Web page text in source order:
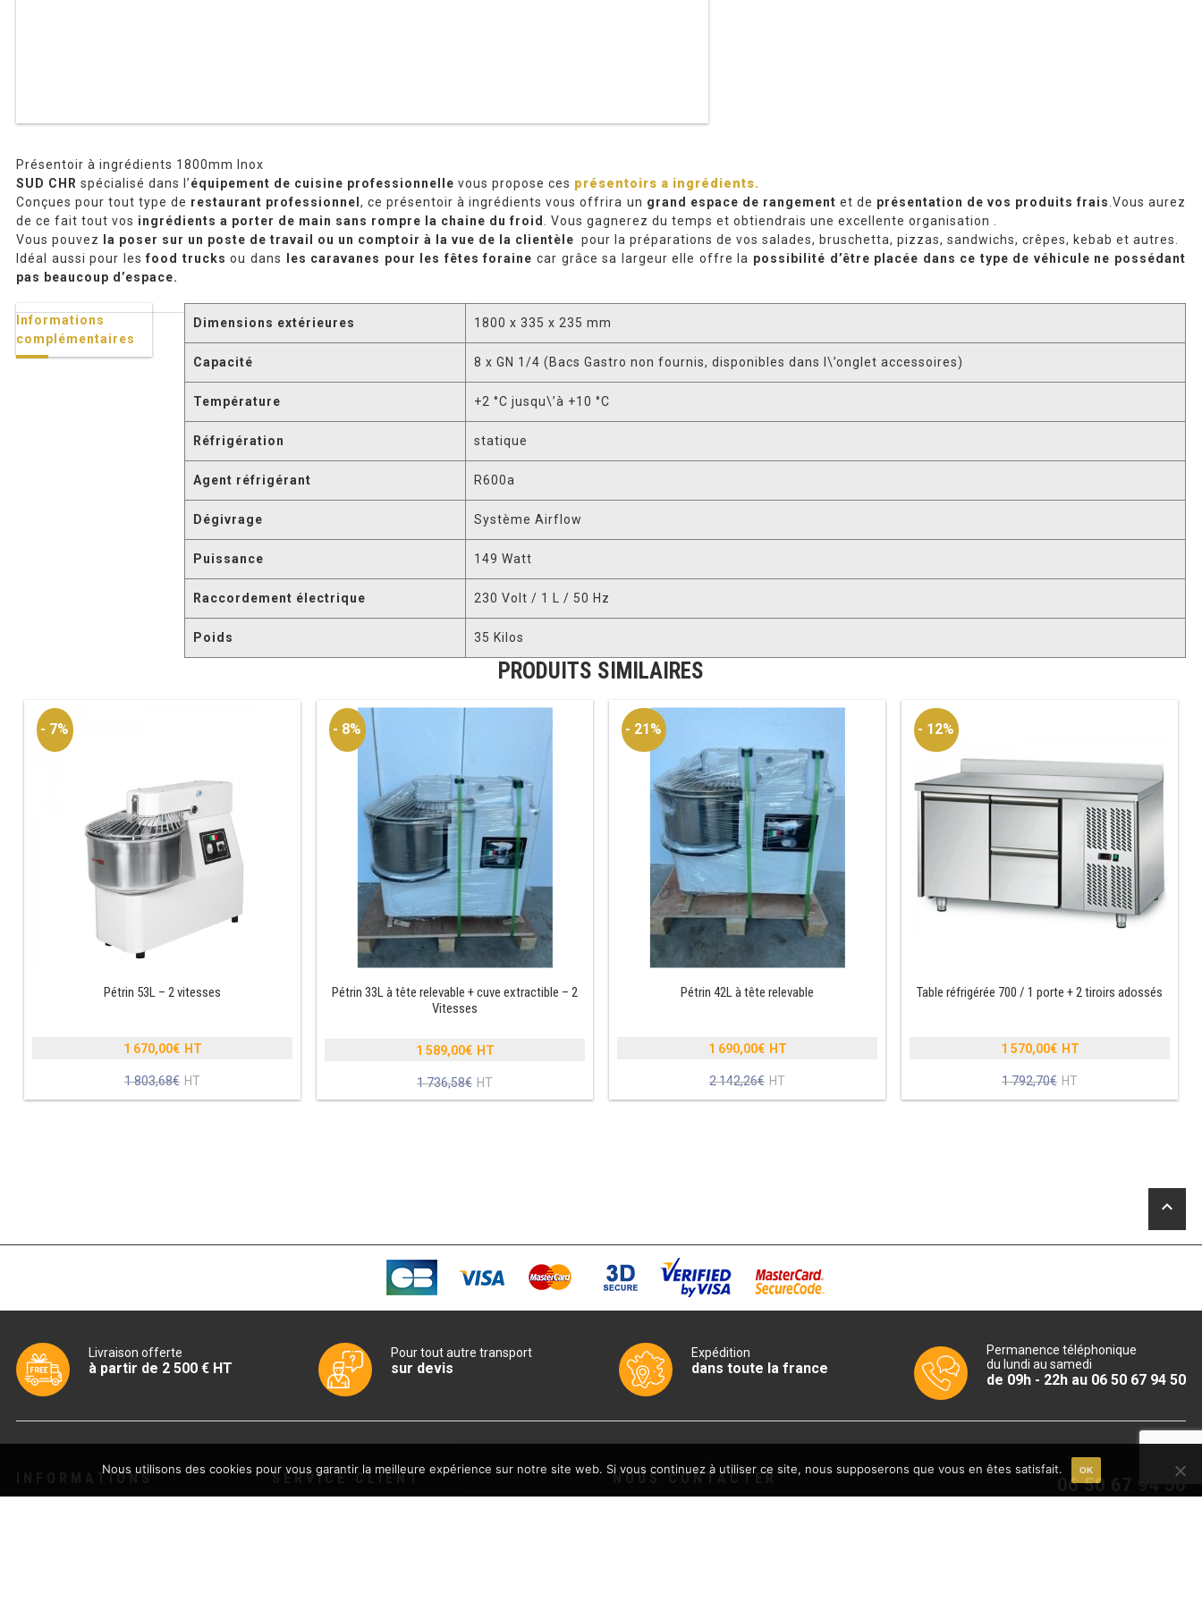
Présentoir à ingrédients 1800mm Inox
SUD CHR spécialisé dans l’équipement de cuisine professionnelle vous propose ces présentoirs a ingrédients.
Conçues pour tout type de restaurant professionnel, ce présentoir à ingrédients vous offrira un grand espace de rangement et de présentation de vos produits frais .Vous aurez
de ce fait tout vos ingrédients a porter de main sans rompre la chaine du froid
. Vous gagnerez du temps et obtiendrais une excellente organisation .
Vous pouvez la poser sur un poste de travail ou un comptoir à la vue de la clientèle pour la préparations de vos salades, bruschetta, pizzas, sandwichs, crêpes, kebab et autres.
Idéal aussi pour lesfood trucks ou dans les caravanes pour les fêtes foraine car grâce sa largeur elle offre la possibilité d’être placée dans ce type de véhicule ne possédant
pas beaucoup d’espace.
Informations
complémentaires
Dimensions extérieures 1800 x 335 x 235 mm
Capacité 8 x GN 1/4 (Bacs Gastro non fournis, disponibles dans l\’onglet accessoires)
Température +2 °C jusqu\’à +10 °C
Réfrigération statique
Agent réfrigérant R600a
Dégivrage Système Airflow
Puissance 149 Watt
Raccordement électrique 230 Volt / 1 L / 50 Hz
Poids 35 Kilos
PRODUITS SIMILAIRES
- 7%
Pétrin 53L – 2 vitesses
1 803,68€
prix
initial
1 670,00€
Le
prix
- 8%
Pétrin 33L à tête relevable + cuve extractible – 2
Vitesses
1 736,58€
prix
initial
1 589,00€
Le
prix
- 21%
Pétrin 42L à tête relevable
2 142,26€
prix
initial
1 690,00€
Le
prix
- 12%
Table réfrigérée 700 / 1 porte + 2 tiroirs adossés
1 792,70€
prix
initial
1 570,00€
Le
prix
keyboard_arrow_up
Livraison offerte
à partir de 2 500 € HT
Pour tout autre transport
sur devis
Expédition
dans toute la france
Permanence téléphonique
du lundi au samedi
de 09h - 22h au 06 50 67 94 50
INFORMATIONS SERVICE CLIENT NOUS CONTACTER 06 50 67 94 50
Nous utilisons des cookies pour vous garantir la meilleure expérience sur notre site web. Si vous continuez à utiliser ce site, nous supposerons que vous en êtes satisfait. OK